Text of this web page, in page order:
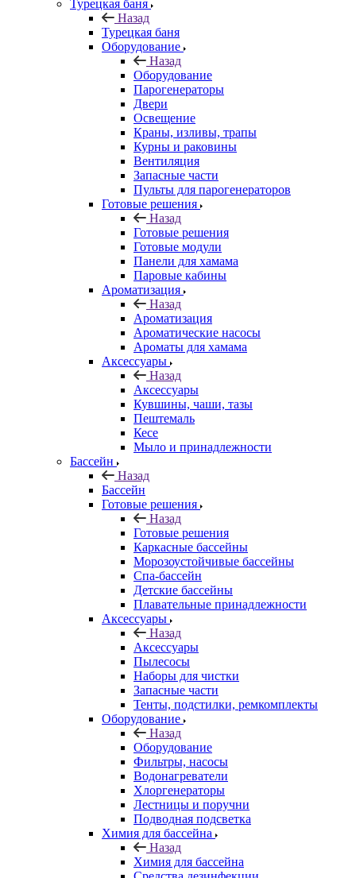
Турецкая баня
Назад
Турецкая баня
Оборудование
Назад
Оборудование
Парогенераторы
Двери
Освещение
Краны, изливы, трапы
Курны и раковины
Вентиляция
Запасные части
Пульты для парогенераторов
Готовые решения
Назад
Готовые решения
Готовые модули
Панели для хамама
Паровые кабины
Ароматизация
Назад
Ароматизация
Ароматические насосы
Ароматы для хамама
Аксессуары
Назад
Аксессуары
Кувшины, чаши, тазы
Пештемаль
Кесе
Мыло и принадлежности
Бассейн
Назад
Бассейн
Готовые решения
Назад
Готовые решения
Каркасные бассейны
Морозоустойчивые бассейны
Спа-бассейн
Детские бассейны
Плавательные принадлежности
Аксессуары
Назад
Аксессуары
Пылесосы
Наборы для чистки
Запасные части
Тенты, подстилки, ремкомплекты
Оборудование
Назад
Оборудование
Фильтры, насосы
Водонагреватели
Хлоргенераторы
Лестницы и поручни
Подводная подсветка
Химия для бассейна
Назад
Химия для бассейна